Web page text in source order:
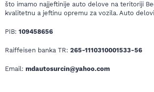
što imamo najjeftinije auto delove na teritoriji
kvalitetnu a jeftinu opremu za vozila. Auto
PIB: 109458656
Raiffeisen banka TR: 265-1110310001533-56
Email: mdautosurcin@yahoo.com